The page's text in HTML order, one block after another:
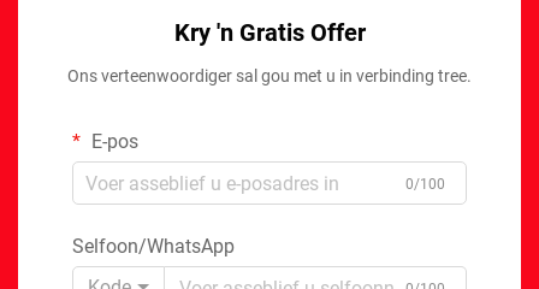
Kry 'n Gratis Offer
Ons verteenwoordiger sal gou met u in verbinding tree.
E-pos
0/100
Selfoon/WhatsApp